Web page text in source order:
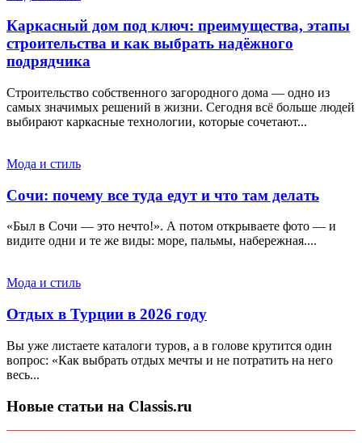
Каркасный дом под ключ: преимущества, этапы
строительства и как выбрать надёжного
подрядчика
Строительство собственного загородного дома — одно из
самых значимых решений в жизни. Сегодня всё больше людей
выбирают каркасные технологии, которые сочетают...
Мода и стиль
Сочи: почему все туда едут и что там делать
«Был в Сочи — это нечто!». А потом открываете фото — и
видите одни и те же виды: море, пальмы, набережная....
Мода и стиль
Отдых в Турции в 2026 году
Вы уже листаете каталоги туров, а в голове крутится один
вопрос: «Как выбрать отдых мечты и не потратить на него
весь...
Новые статьи на Classis.ru